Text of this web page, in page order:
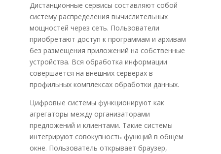
Дистанционные сервисы составляют собой
систему распределения вычислительных
мощностей через сеть. Пользователи
приобретают доступ к программам и архивам
без размещения приложений на собственные
устройства. Вся обработка информации
совершается на внешних серверах в
профильных комплексах обработки данных.
Цифровые системы функционируют как
агрегаторы между организаторами
предложений и клиентами. Такие системы
интегрируют совокупность функций в общем
окне. Пользователь открывает браузер,